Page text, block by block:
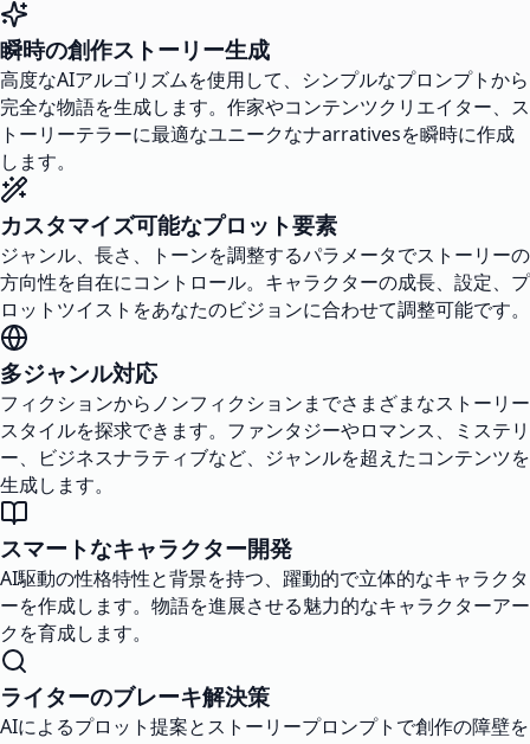
瞬時の創作ストーリー生成
高度なAIアルゴリズムを使用して、シンプルなプロンプトから
完全な物語を生成します。作家やコンテンツクリエイター、ス
トーリーテラーに最適なユニークなナarrativesを瞬時に作成
します。
カスタマイズ可能なプロット要素
ジャンル、長さ、トーンを調整するパラメータでストーリーの
方向性を自在にコントロール。キャラクターの成長、設定、プ
ロットツイストをあなたのビジョンに合わせて調整可能です。
多ジャンル対応
フィクションからノンフィクションまでさまざまなストーリー
スタイルを探求できます。ファンタジーやロマンス、ミステリ
ー、ビジネスナラティブなど、ジャンルを超えたコンテンツを
生成します。
スマートなキャラクター開発
AI駆動の性格特性と背景を持つ、躍動的で立体的なキャラクタ
ーを作成します。物語を進展させる魅力的なキャラクターアー
クを育成します。
ライターのブレーキ解決策
AIによるプロット提案とストーリープロンプトで創作の障壁を